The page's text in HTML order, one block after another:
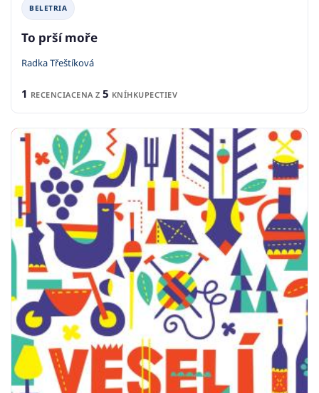
BELETRIA
To prší moře
Radka Třeštíková
1 RECENCIACENA Z 5 KNÍHKUPECTIEV